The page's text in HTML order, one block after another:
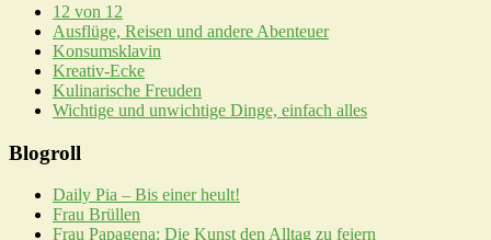
12 von 12
Ausflüge, Reisen und andere Abenteuer
Konsumsklavin
Kreativ-Ecke
Kulinarische Freuden
Wichtige und unwichtige Dinge, einfach alles
Blogroll
Daily Pia – Bis einer heult!
Frau Brüllen
Frau Papagena: Die Kunst den Alltag zu feiern